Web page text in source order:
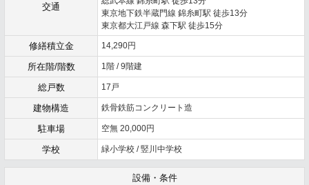
交通
東京地下鉄半蔵門線 錦糸町駅 徒歩13分
東京都大江戸線 森下駅 徒歩15分
修繕積立金 14,290円
所在階/階数 1階 / 9階建
総戸数 17戸
建物構造 鉄骨鉄筋コンクリート造
駐車場 空無 20,000円
学校 緑小学校 / 竪川中学校
設備・条件